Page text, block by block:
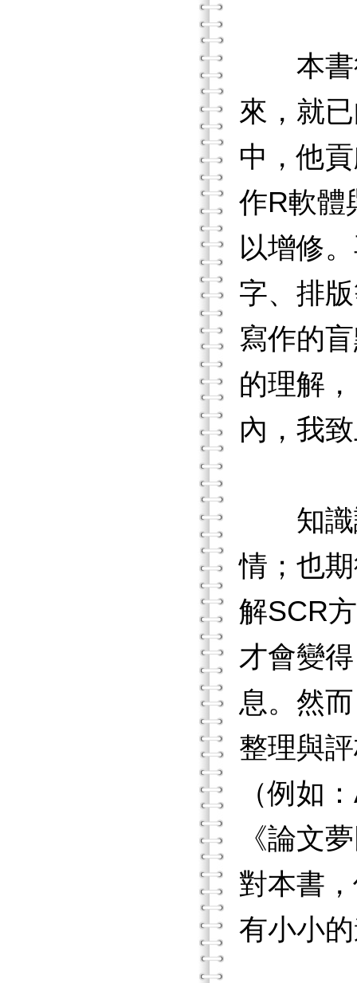
本書得
來，就
中，他
作R軟體
以增修
字、排
寫作的
的理解
內，我
知識讓
情；也
解SCR
才會變
息。然
整理與
（例如
《論文
對本書
有小小